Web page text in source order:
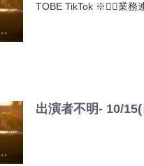
TOBE TikTok ※🙋‍♂️業務
出演者不明- 10/